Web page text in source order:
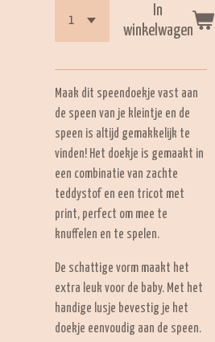
In
winkelwagen
Maak dit speendoekje vast aan
de speen van je kleintje en de
speen is altijd gemakkelijk te
vinden! Het doekje is gemaakt in
een combinatie van zachte
teddystof en een tricot met
print, perfect om mee te
knuffelen en te spelen.
De schattige vorm maakt het
extra leuk voor de baby. Met het
handige lusje bevestig je het
doekje eenvoudig aan de speen.